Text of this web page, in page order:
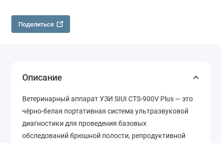
Поделиться
Описание
Ветеринарный аппарат УЗИ SIUI CTS-900V Plus — это
чёрно-белая портативная система ультразвуковой
диагностики для проведения базовых
обследований брюшной полости, репродуктивной